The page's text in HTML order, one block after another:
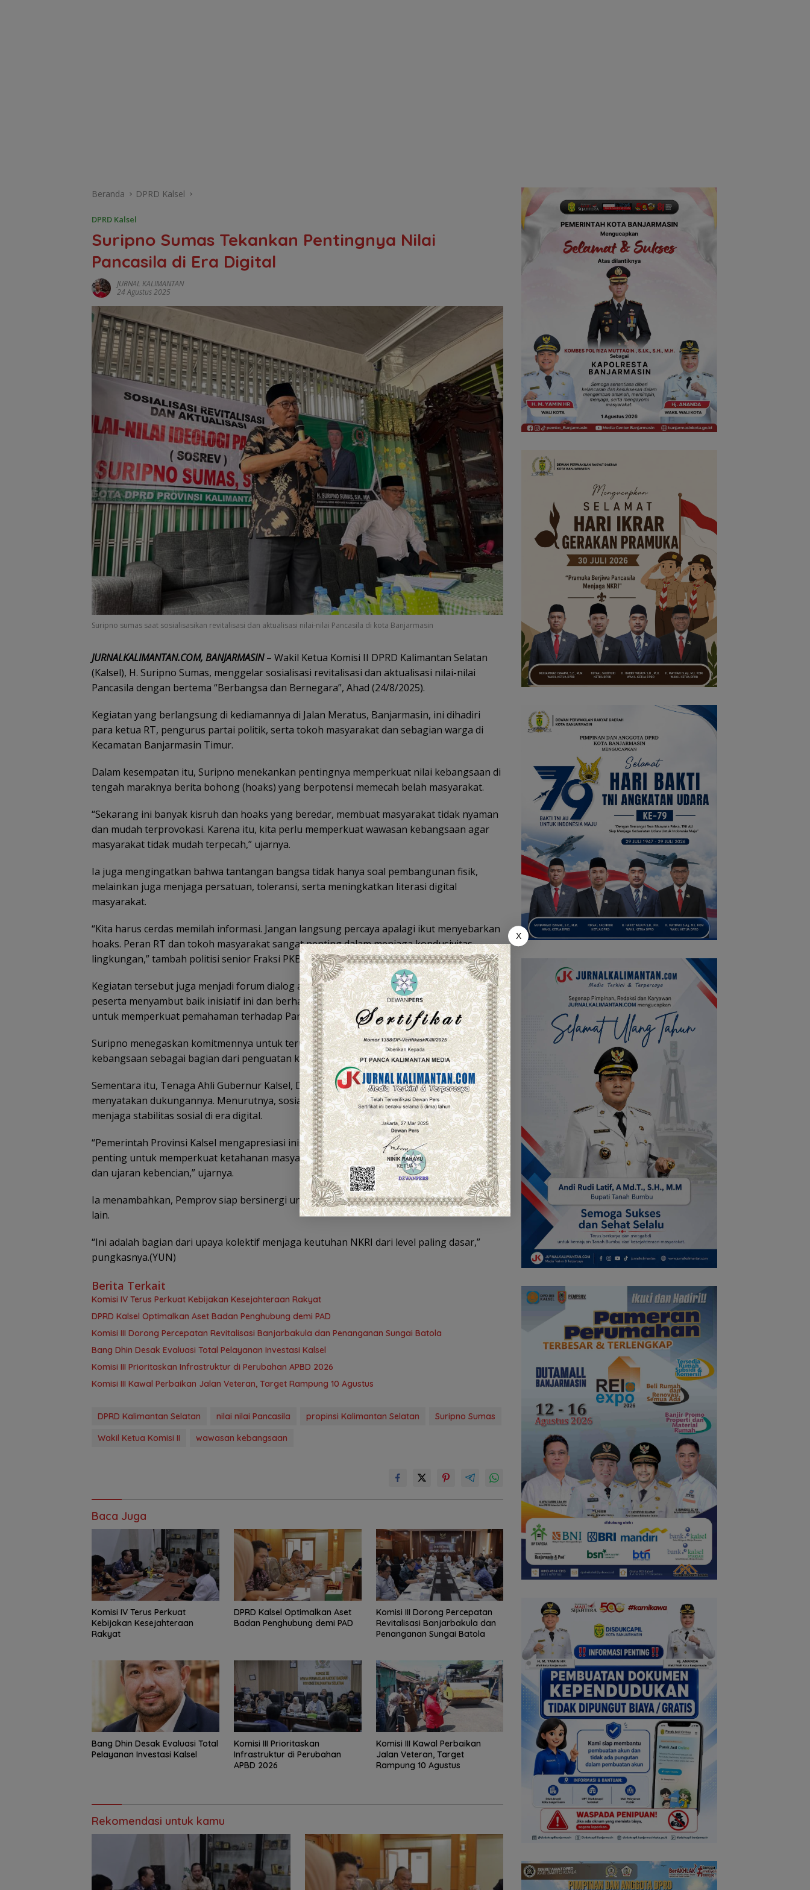
Beranda DPRD Kalsel
DPRD Kalsel
Suripno Sumas Tekankan Pentingnya Nilai
Pancasila di Era Digital
JURNAL KALIMANTAN
24 Agustus 2025
Suripno sumas saat sosialisasikan revitalisasi dan aktualisasi nilai-nilai Pancasila di kota Banjarmasin
JURNALKALIMANTAN.COM, BANJARMASIN– Wakil Ketua Komisi II DPRD Kalimantan Selatan
(Kalsel), H. Suripno Sumas, menggelar sosialisasi revitalisasi dan aktualisasi nilai-nilai
Pancasila dengan bertema “Berbangsa dan Bernegara”, Ahad (24/8/2025).
Kegiatan yang berlangsung di kediamannya di Jalan Meratus, Banjarmasin, ini dihadiri
para ketua RT, pengurus partai politik, serta tokoh masyarakat dan sebagian warga di
Kecamatan Banjarmasin Timur.
Dalam kesempatan itu, Suripno menekankan pentingnya memperkuat nilai kebangsaan di
tengah maraknya berita bohong (hoaks) yang berpotensi memecah belah masyarakat.
“Sekarang ini banyak kisruh dan hoaks yang beredar, membuat masyarakat tidak nyaman
dan mudah terprovokasi. Karena itu, kita perlu memperkuat wawasan kebangsaan agar
masyarakat tidak mudah terpecah,” ujarnya.
Ia juga mengingatkan bahwa tantangan bangsa tidak hanya soal pembangunan fisik,
melainkan juga menjaga persatuan, toleransi, serta meningkatkan literasi digital
masyarakat.
“Kita harus cerdas memilah informasi. Jangan langsung percaya apalagi ikut menyebarkan
hoaks. Peran RT dan tokoh masyarakat sangat penting dalam menjaga kondusivitas
lingkungan,” tambah politisi senior Fraksi PKB ini.
Kegiatan tersebut juga menjadi forum dialog antara wakil rakyat dan masyarakat. Para
peserta menyambut baik inisiatif ini dan berharap sosialisasi dapat rutin dilaksanakan
untuk memperkuat pemahaman terhadap Pancasila dan kebhinekaan.
Suripno menegaskan komitmennya untuk terus mendorong pembinaan wawasan
kebangsaan sebagai bagian dari penguatan karakter dan jati diri bangsa.
Sementara itu, Tenaga Ahli Gubernur Kalsel, Dr. Ir. Sugiarto Sumas dalam sambutannya
menyatakan dukungannya. Menurutnya, sosialisasi kebangsaan sangat strategis dalam
menjaga stabilitas sosial di era digital.
“Pemerintah Provinsi Kalsel mengapresiasi inisiatif ini. Sosialisasi wawasan kebangsaan
penting untuk memperkuat ketahanan masyarakat dari pengaruh negatif seperti hoaks
dan ujaran kebencian,” ujarnya.
Ia menambahkan, Pemprov siap bersinergi untuk memperluas kegiatan serupa ke wilayah
lain.
“Ini adalah bagian dari upaya kolektif menjaga keutuhan NKRI dari level paling dasar,”
pungkasnya.(YUN)
Berita Terkait
Komisi IV Terus Perkuat Kebijakan Kesejahteraan Rakyat
‎DPRD Kalsel Optimalkan Aset Badan Penghubung demi PAD
‎Komisi III Dorong Percepatan Revitalisasi Banjarbakula dan Penanganan Sungai Batola
‎Bang Dhin Desak Evaluasi Total Pelayanan Investasi Kalsel
‎Komisi III Prioritaskan Infrastruktur di Perubahan APBD 2026
Komisi III Kawal Perbaikan Jalan Veteran, Target Rampung 10 Agustus
DPRD Kalimantan Selatan nilai nilai Pancasila propinsi Kalimantan Selatan
Suripno Sumas
Wakil Ketua Komisi II
wawasan kebangsaan
Baca Juga
Komisi IV Terus Perkuat
Kebijakan Kesejahteraan
Rakyat
‎DPRD Kalsel Optimalkan Aset
Badan Penghubung demi PAD
‎Komisi III Dorong Percepatan
Revitalisasi Banjarbakula dan
Penanganan Sungai Batola
‎Bang Dhin Desak Evaluasi Total
Pelayanan Investasi Kalsel
‎Komisi III Prioritaskan
Infrastruktur di Perubahan
APBD 2026
Komisi III Kawal Perbaikan
Jalan Veteran, Target
Rampung 10 Agustus
Rekomendasi untuk kamu
X